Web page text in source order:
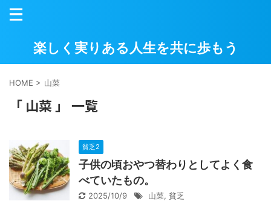
楽しく実りある人生を共に歩もう
HOME > 山菜
「 山菜 」 一覧
貧乏2
子供の頃おやつ替わりとしてよく食
べていたもの。
2025/10/9 山菜, 貧乏